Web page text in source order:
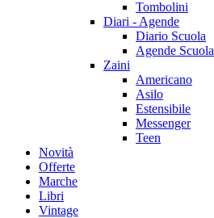
Tombolini
Diari - Agende
Diario Scuola
Agende Scuola
Zaini
Americano
Asilo
Estensibile
Messenger
Teen
Novità
Offerte
Marche
Libri
Vintage